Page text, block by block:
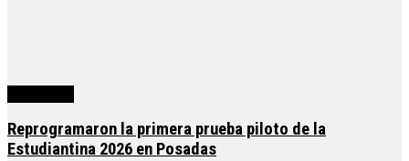
Reprogramaron la primera prueba piloto de la
Estudiantina 2026 en Posadas